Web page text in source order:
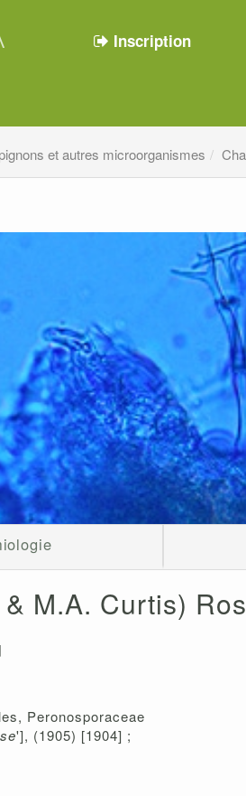
Inscription
et autres microorganismes
M.A. Curtis)
Peronosporaceae
'], (1905) [1904] ;